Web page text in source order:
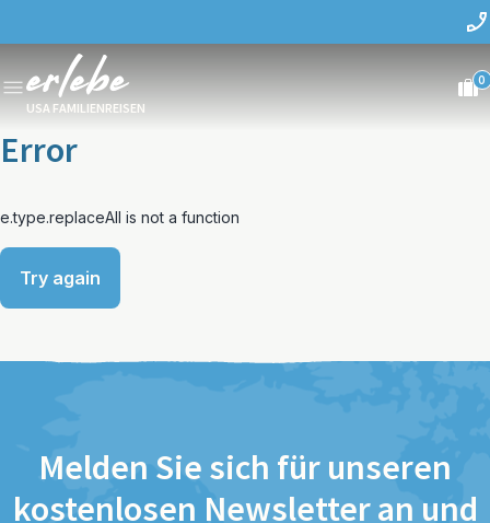
USA FAMILIENREISEN
0
Error
e.type.replaceAll is not a function
Try again
Melden Sie sich für unseren
kostenlosen Newsletter an und